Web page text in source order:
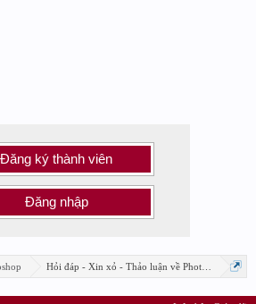
Đăng ký thành viên
Đăng nhập
Hỏi đáp - Xin xỏ - Thảo luận về Photoshop